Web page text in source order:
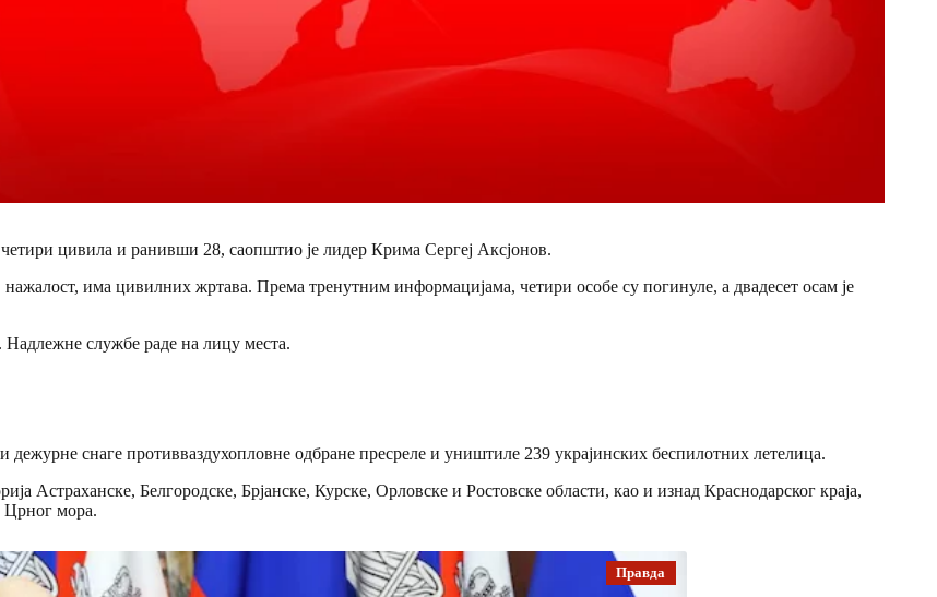
цивила и ранивши 28, саопштио је лидер Крима Сергеј Аксјонов.
има цивилних жртава. Према тренутним информацијама, четири особе су погинуле, а двадесет осам је
службе раде на лицу места.
снаге противваздухопловне одбране пресреле и уништиле 239 украјинских беспилотних летелица.
Астраханске, Белгородске, Брјанске, Курске, Орловске и Ростовске области, као и изнад Краснодарског краја,
Црног мора.
Правда